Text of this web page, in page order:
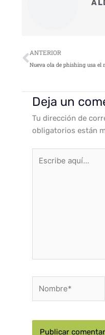
Ant
ANTERIOR
Deja un
Tu dirección de
obligatorios están
aquí...